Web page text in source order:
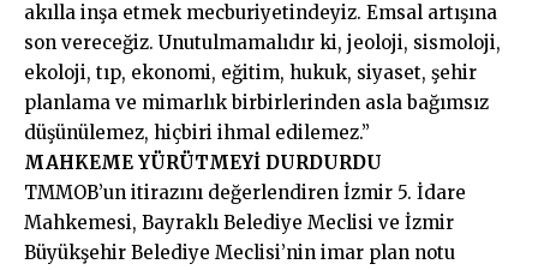
akılla inşa etmek mecburiyetindeyiz. Emsal artışına
son vereceğiz. Unutulmamalıdır ki, jeoloji, sismoloji,
ekoloji, tıp, ekonomi, eğitim, hukuk, siyaset, şehir
planlama ve mimarlık birbirlerinden asla bağımsız
düşünülemez, hiçbiri ihmal edilemez.”
MAHKEME YÜRÜTMEYİ DURDURDU
TMMOB’un itirazını değerlendiren İzmir 5. İdare
Mahkemesi, Bayraklı Belediye Meclisi ve İzmir
Büyükşehir Belediye Meclisi’nin imar plan notu